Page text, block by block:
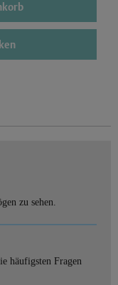
zu sehen.
häufigsten Fragen